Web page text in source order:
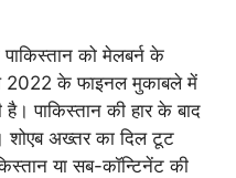
को मेलबर्न के
2022 के फाइनल मुकाबले में
पाकिस्तान की हार के बाद
शोएब अख्तर का दिल टूट
या सब-कॉन्टिनेंट की